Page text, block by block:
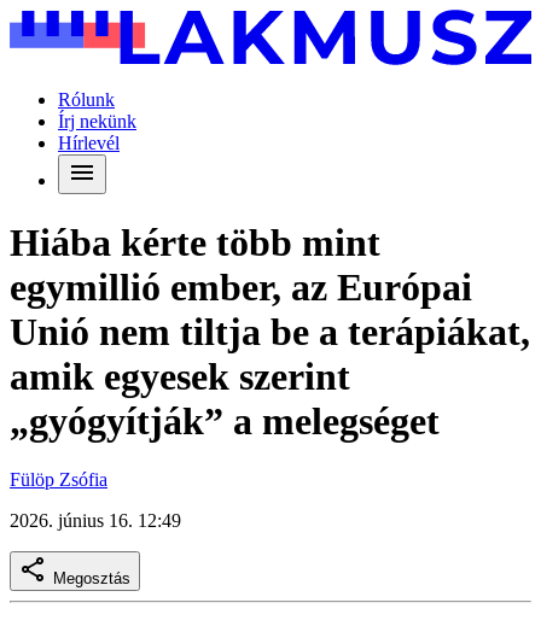
Rólunk
Írj nekünk
Hírlevél
Hiába kérte több mint
egymillió ember, az Európai
Unió nem tiltja be a terápiákat,
amik egyesek szerint
„gyógyítják” a melegséget
Fülöp Zsófia
2026. június 16. 12:49
Megosztás